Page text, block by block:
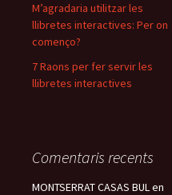
M’agradaria utilitzar les
llibretes interactives: Per on
començo?
7 Raons per fer servir les
llibretes interactives
Comentaris recents
MONTSERRAT CASAS BULen